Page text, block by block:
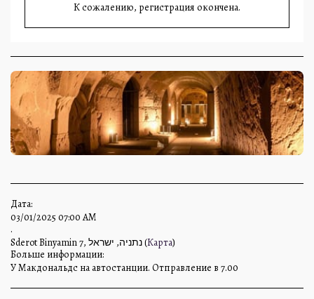
К сожалению, регистрация окончена.
Дата:
03/01/2025 07:00 AM
.
Sderot Binyamin 7, נתניה, ישראל (Карта)
Больше информации:
У Макдональдс на автостанции. Отправление в 7.00